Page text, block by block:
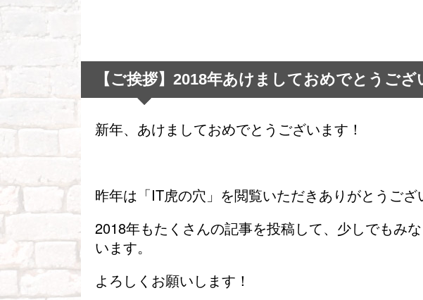
【ご挨拶】2018年あけましておめでとうござ
新年、あけましておめでとうございます！
昨年は「IT虎の穴」を閲覧いただきありがとうござ
2018年もたくさんの記事を投稿して、少しでもみ
います。
よろしくお願いします！